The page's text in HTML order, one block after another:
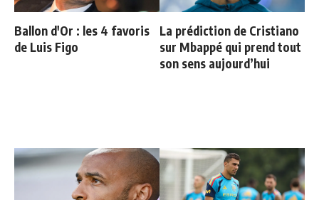
Ballon d'Or : les 4 favoris
de Luis Figo
La prédiction de Cristiano
sur Mbappé qui prend tout
son sens aujourd’hui